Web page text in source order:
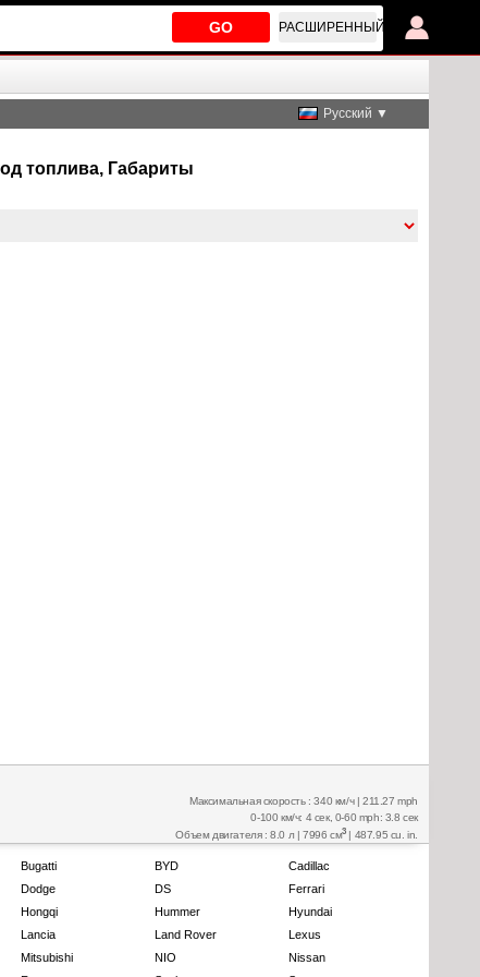
GO РАСШИРЕННЫЙ
Русский ▼
топлива, Габариты
Максимальная скорость : 340 км/ч | 211.27 mph
0-100 км/ч: 4 сек, 0-60 mph: 3.8 сек
Объем двигателя : 8.0 л | 7996 см3| 487.95 cu. in.
Bugatti BYD
Cadillac
Dodge DS
Ferrari
Hongqi Hummer
Hyundai
Lancia Land Rover
Lexus
Mitsubishi NIO
Nissan